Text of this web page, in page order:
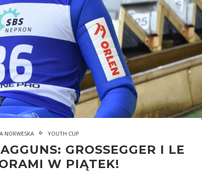
NORWESKA YOUTH CUP
GROSSEGGER I LE
W PIĄTEK!